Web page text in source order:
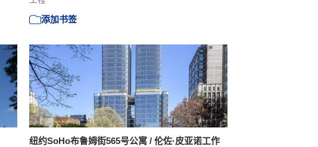
添加书签
纽约SoHo布鲁姆街565号公寓 / 伦佐·皮亚诺工作